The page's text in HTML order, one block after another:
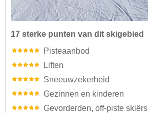
17 sterke punten van dit skigebied
Pisteaanbod
Liften
Sneeuwzekerheid
Gezinnen en kinderen
Gevorderden, off-piste skiërs